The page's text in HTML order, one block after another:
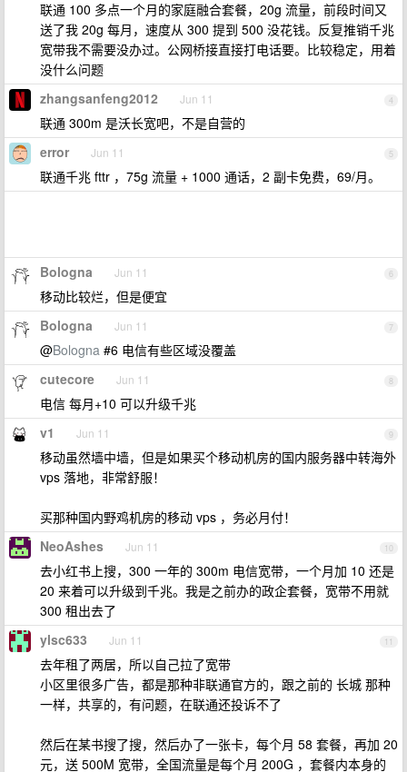
联通 100 多点一个月的家庭融合套餐，20g 流量，前段时间又
送了我 20g 每月，速度从 300 提到 500 没花钱。反复推销千兆
宽带我不需要没办过。公网桥接直接打电话要。比较稳定，用着
没什么问题
4
zhangsanfeng2012 Jun 11
联通 300m 是沃长宽吧，不是自营的
5
error Jun 11
联通千兆 fttr ，75g 流量 + 1000 通话，2 副卡免费，69/月。
6
Bologna Jun 11
移动比较烂，但是便宜
7
Bologna Jun 11
@Bologna #6 电信有些区域没覆盖
8
cutecore Jun 11
电信 每月+10 可以升级千兆
9
v1 Jun 11
移动虽然墙中墙，但是如果买个移动机房的国内服务器中转海外
vps 落地，非常舒服！
买那种国内野鸡机房的移动 vps ，务必月付！
10
NeoAshes Jun 11
去小红书上搜，300 一年的 300m 电信宽带，一个月加 10 还是
20 来着可以升级到千兆。我是之前办的政企套餐，宽带不用就
300 租出去了
11
ylsc633 Jun 11
去年租了两居，所以自己拉了宽带
小区里很多广告，都是那种非联通官方的，跟之前的 长城 那种
一样，共享的，有问题，在联通还投诉不了
然后在某书搜了搜，然后办了一张卡，每个月 58 套餐，再加 20
元，送 500M 宽带，全国流量是每个月 200G ，套餐内本身的